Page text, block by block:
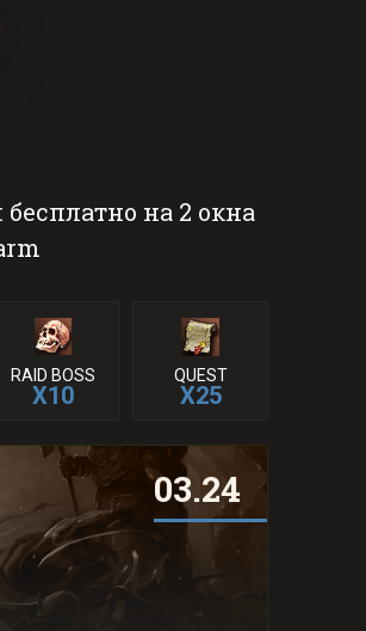
на 2 окна
RAID BOSS
X10
QUEST
X25
03.24